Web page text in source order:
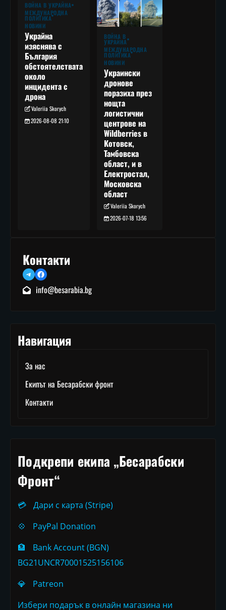
ВОЙНА В УКРАЙНА
МЕЖДУНАРОДНА
ПОЛИТИКА
НОВИНИ
Украйна
изяснява с
България
обстоятелствата
около
инцидента с
дрона
Valeriia Skorych
2026-08-08 21:10
ВОЙНА В
УКРАЙНА
МЕЖДУНАРОДНА
ПОЛИТИКА
НОВИНИ
Украински
дронове
поразиха през
нощта
логистични
центрове на
Wildberries в
Котовск,
Тамбовска
област, и в
Електростал,
Московска
област
Valeriia Skorych
2026-07-18 13:56
Контакти
TelegramFacebook
info@besarabia.bg
Навигация
За нас
Екипът на Бесарабски фронт
Контакти
Подкрепи екипа „Бесарабски
Фронт“
💳
Дари с карта (Stripe)
💠
PayPal Donation
🏦
Bank Account (BGN)
BG21UNCR70001525156106
💎
Patreon
Избери подарък в онлайн магазина ни